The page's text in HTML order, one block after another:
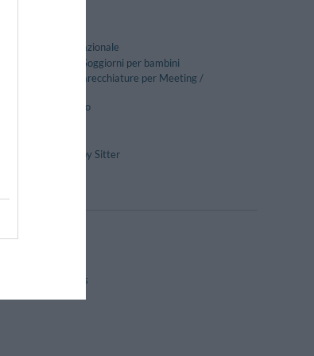
Cucina Internazionale
Kinderheim / Soggiorni per bambini
Noleggio Apparecchiature per Meeting /
Pranzo al sacco
Servizio di Baby Sitter
Hotel Business